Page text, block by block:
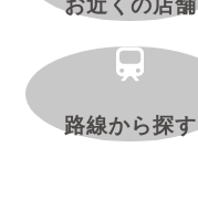
路線から探す